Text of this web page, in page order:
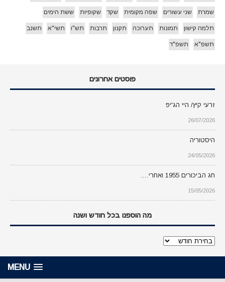
שמרת שני עשורים שפה מקומית שקד שקופיות ששת הימים
תלמה קישון תמונות תערוכה תקנון תרבות תש"ו תשי"א תשנב
תשפ"א תשפ"ד
פוסטים אחרונים
זרעי קיץ/ היי הג'יפ
26/07/2026
היסטוריה
24/05/2026
חג הביכורים 1955 ואחרי….
15/05/2026
מה הוספנו בכל חודש ושנה
מה
ושנה
MENU